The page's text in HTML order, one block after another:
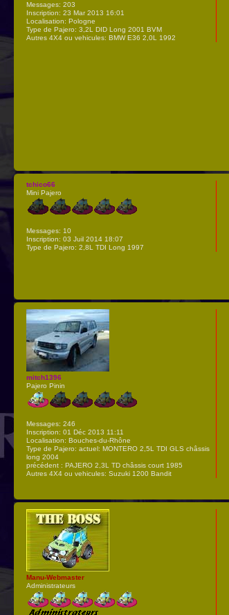
Messages: 203
Inscription: 23 Mar 2013 16:01
Localisation: Pologne
Type de Pajero: 3,2L DID Long 2001 BVM
Autres 4X4 ou vehicules: BMW E36 2,0L 1992
tchico66
Mini Pajero
Messages: 10
Inscription: 03 Juil 2014 18:07
Type de Pajero: 2,8L TDI Long 1997
mitch1396
Pajero Pinin
Messages: 246
Inscription: 01 Déc 2013 11:11
Localisation: Bouches-du-Rhône
Type de Pajero: actuel: MONTERO 2,5L TDI GLS châssis
long 2004
précédent : PAJERO 2,3L TD châssis court 1985
Autres 4X4 ou vehicules: Suzuki 1200 Bandit
Manu-Webmaster
Administrateurs